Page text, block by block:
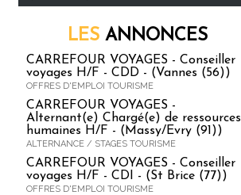
LES ANNONCES
CARREFOUR VOYAGES - Conseiller
voyages H/F - CDD - (Vannes (56))
OFFRES D'EMPLOI TOURISME
CARREFOUR VOYAGES -
Alternant(e) Chargé(e) de ressources
humaines H/F - (Massy/Evry (91))
ALTERNANCE / STAGES TOURISME
CARREFOUR VOYAGES - Conseiller
voyages H/F - CDI - (St Brice (77))
OFFRES D'EMPLOI TOURISME